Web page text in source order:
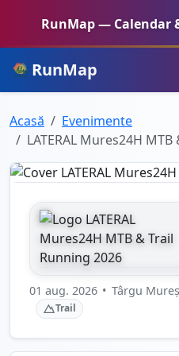
RunMap — Calendar
RunMap
Acasă
Evenimente
LATERAL Mures24H
01 aug. 2026 • Târgu
Trail